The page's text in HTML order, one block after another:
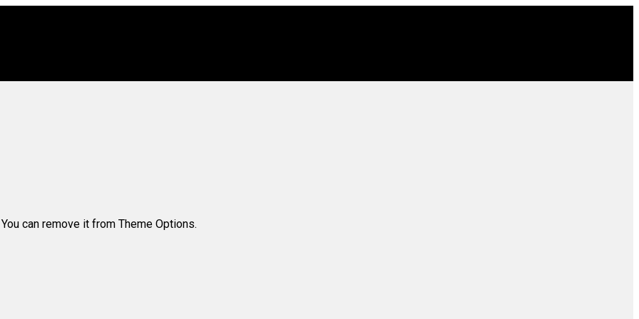
can remove it from Theme Options.